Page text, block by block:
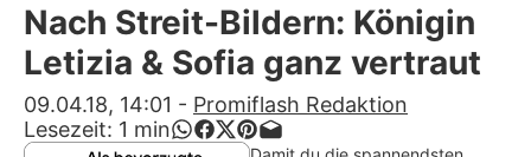
Alle Themen auf Promiflash
Jobs
App runterladen
Nach Streit-Bildern: Königin
Letizia & Sofia ganz vertraut
09.04.18, 14:01 - Promiflash Redaktion
Lesezeit: 1 min